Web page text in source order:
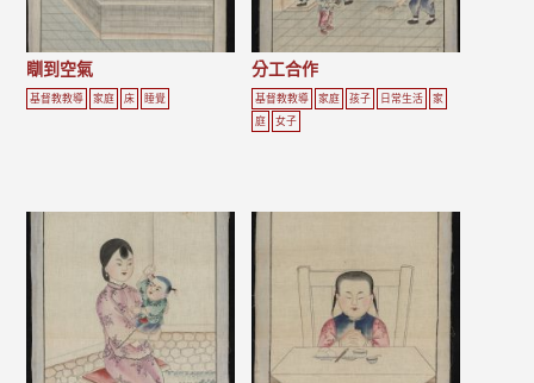
瞓到空氣
基督教教導 家庭 床 睡覺
分工合作
基督教教導 家庭 孩子 日常生活
家
庭
女子